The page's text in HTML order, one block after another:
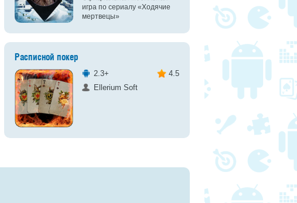
игра по сериалу «Ходячие
мертвецы»
Расписной покер
2.3+
4.5
Ellerium Soft